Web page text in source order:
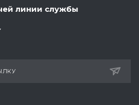
линии службы